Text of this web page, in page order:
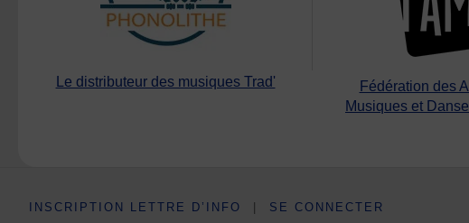
Le distributeur des musiques Trad'
Fédération des
Musiques et
INSCRIPTION LETTRE D’INFO SE CONNECTER